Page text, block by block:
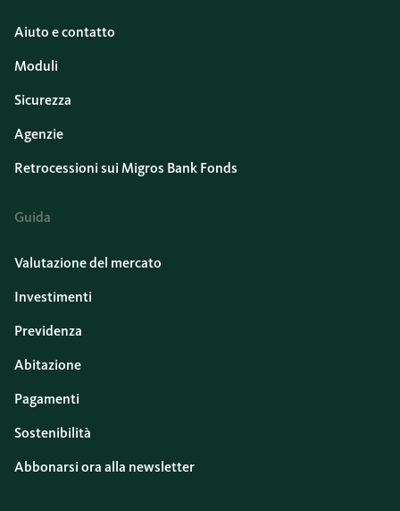
Aiuto e contatto
Moduli
Sicurezza
Agenzie
Retrocessioni sui Migros Bank Fonds
Guida
Valutazione del mercato
Investimenti
Previdenza
Abitazione
Pagamenti
Sostenibilità
Abbonarsi ora alla newsletter